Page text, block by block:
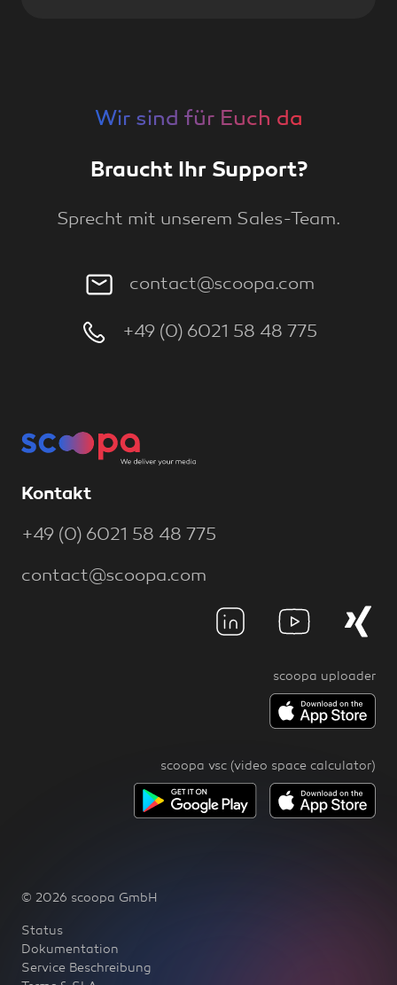
Wir sind für Euch da
Braucht Ihr Support?
Sprecht mit unserem Sales-Team.
contact@scoopa.com
+49 (0) 6021 58 48 775
Kontakt
+49 (0) 6021 58 48 775
contact@scoopa.com
scoopa uploader
scoopa vsc (video space calculator)
© 2026 scoopa GmbH
Status
Dokumentation
Service Beschreibung